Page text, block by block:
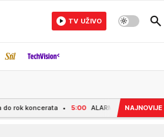
TV UŽIVO
5:00 ALARM ZBOG NISKOG